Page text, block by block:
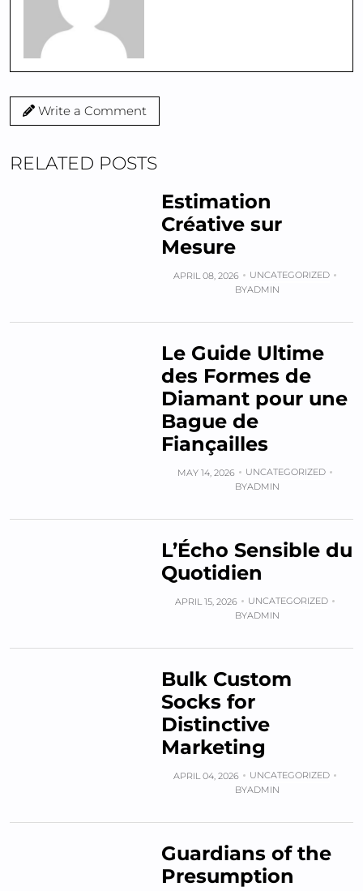
Write a Comment
RELATED POSTS
Estimation
Créative sur
Mesure
APRIL 08, 2026
UNCATEGORIZED
BYADMIN
Le Guide Ultime
des Formes de
Diamant pour une
Bague de
Fiançailles
MAY 14, 2026
UNCATEGORIZED
BYADMIN
L’Écho Sensible du
Quotidien
APRIL 15, 2026
UNCATEGORIZED
BYADMIN
Bulk Custom
Socks for
Distinctive
Marketing
APRIL 04, 2026
UNCATEGORIZED
BYADMIN
Guardians of the
Presumption